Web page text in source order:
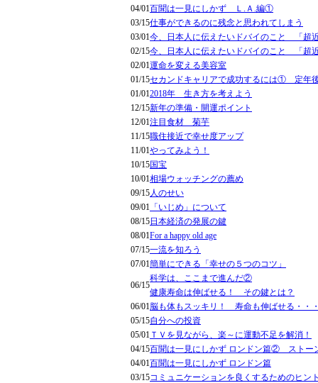
04/01百聞は一見にしかず Ｌ.Ａ.編①
03/15仕事ができるのに残念と思われてしまう
03/01今、日本人に伝えたいドバイのこと 「超
02/15今、日本人に伝えたいドバイのこと 「超
02/01運命を変える美容室
01/15セカンドキャリアで成功するには① 定年
01/012018年 生き方を考えよう
12/15新年の準備・開運ポイント
12/01注目食材 菊芋
11/15職住接近で幸せ度アップ
11/01やってみよう！
10/15国宝
10/01相場ウォッチングの薦め
09/15人のせい
09/01 「いじめ」について
08/15日本経済の発展の鍵
08/01For a happy old age
07/15一流を知ろう
07/01簡単にできる「幸せの５つのコツ」
06/15
科学は、ここまで進んだ②
健康寿命は伸ばせる！ その鍵とは？
06/01脳も体もスッキリ！ 寿命も伸ばせる・・
05/15自分への投資
05/01 ＴＶを見ながら、楽～に運動不足を解消！
04/15百聞は一見にしかず ロンドン篇② ストー
04/01百聞は一見にしかず ロンドン篇
03/15コミュニケーションを良くするためのヒン